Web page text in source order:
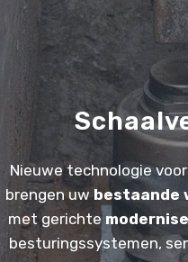
Nieuwe technologie
brengen uwbestaande
met gerichte
besturingssystemen,